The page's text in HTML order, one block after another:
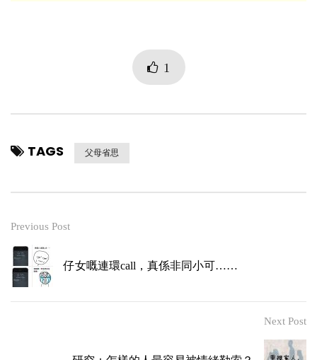
1
TAGS 父母省思
Previous Post
仔女嘅連環call，真係非同小可……
Next Post